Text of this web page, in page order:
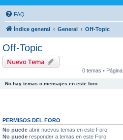
FAQ
Índice general General Off-Topic
Off-Topic
Nuevo Tema
0 temas • Página
No hay temas o mensajes en este foro.
PERMISOS DEL FORO
No puede abrir nuevos temas en este Foro
No puede responder a temas en este Foro